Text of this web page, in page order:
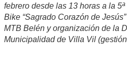
febrero desde las 13 horas a la
Bike “Sagrado Corazón de
MTB Belén y organización de la
Municipalidad de Villa Vil